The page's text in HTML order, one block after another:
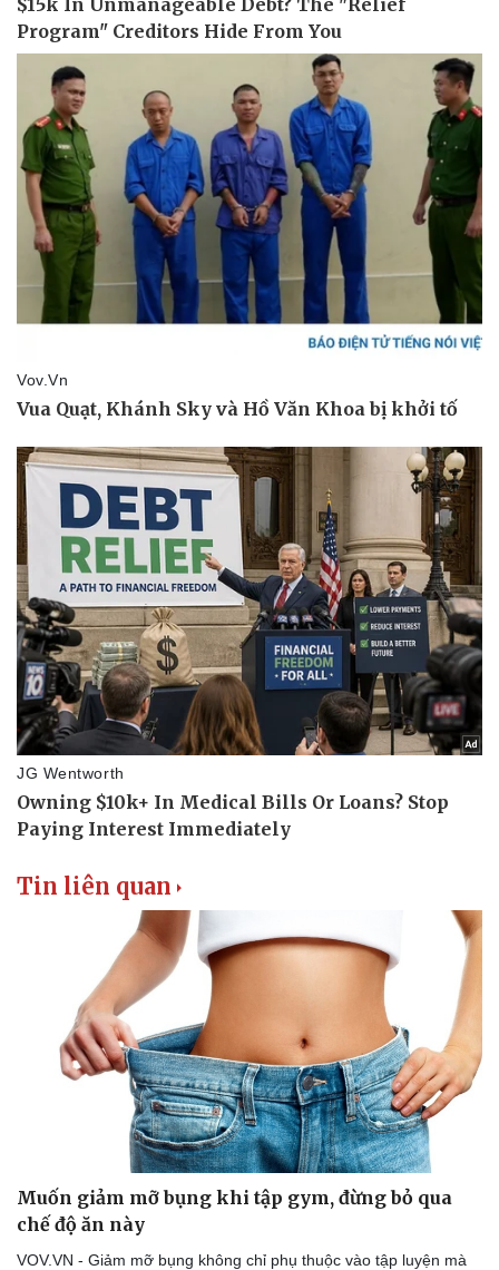
Thể thao
Bóng đá
Lịch thi đấu bóng đá
Thế giới thể thao
eSports
Hậu trường
Ô tô - Xe máy
Ô tô
Tư vấn
Tin liên quan
Muốn giảm mỡ bụng khi tập gym, đừng bỏ qua
chế độ ăn này
VOV.VN - Giảm mỡ bụng không chỉ phụ thuộc vào tập luyện mà